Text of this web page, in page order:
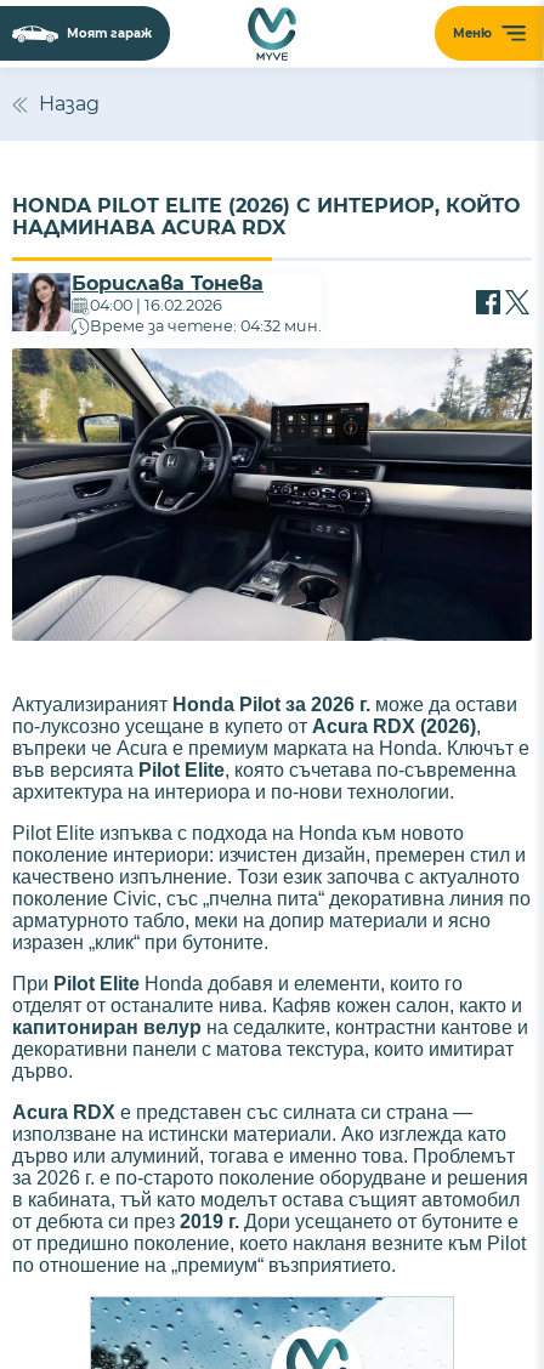
Меню
Моят гараж
Назад
HONDA PILOT ELITE (2026) С ИНТЕРИОР, КОЙТО
НАДМИНАВА ACURA RDX
Борислава Тонева
04:00 | 16.02.2026
Време за четене: 04:32 мин.
Актуализираният Honda Pilot за 2026 г. може да остави
по-луксозно усещане в купето от Acura RDX (2026),
въпреки че Acura е премиум марката на Honda. Ключът е
във версията Pilot Elite, която съчетава по-съвременна
архитектура на интериора и по-нови технологии.
Pilot Elite изпъква с подхода на Honda към новото
поколение интериори: изчистен дизайн, премерен стил и
качествено изпълнение. Този език започва с актуалното
поколение Civic, със „пчелна пита“ декоративна линия по
арматурното табло, меки на допир материали и ясно
изразен „клик“ при бутоните.
При Pilot Elite Honda добавя и елементи, които го
отделят от останалите нива. Кафяв кожен салон, както и
капитониран велур на седалките, контрастни кантове и
декоративни панели с матова текстура, които имитират
дърво.
Acura RDX е представен със силната си страна —
използване на истински материали. Ако изглежда като
дърво или алуминий, тогава е именно това. Проблемът
за 2026 г. е по-старото поколение оборудване и решения
в кабината, тъй като моделът остава същият автомобил
от дебюта си през 2019 г. Дори усещането от бутоните е
от предишно поколение, което накланя везните към Pilot
по отношение на „премиум“ възприятието.